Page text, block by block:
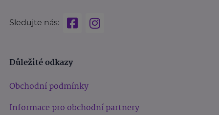
Sledujte nás:
Důležité odkazy
Obchodní podmínky
Informace pro obchodní partnery